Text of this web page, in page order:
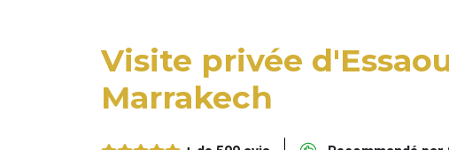
Visite privée
Marrakech